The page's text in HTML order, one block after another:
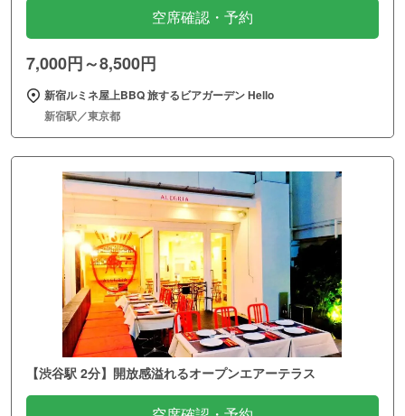
空席確認・予約
7,000円～8,500円
新宿ルミネ屋上BBQ 旅するビアガーデン Hello
新宿駅／東京都
【渋谷駅 2分】開放感溢れるオープンエアーテラス